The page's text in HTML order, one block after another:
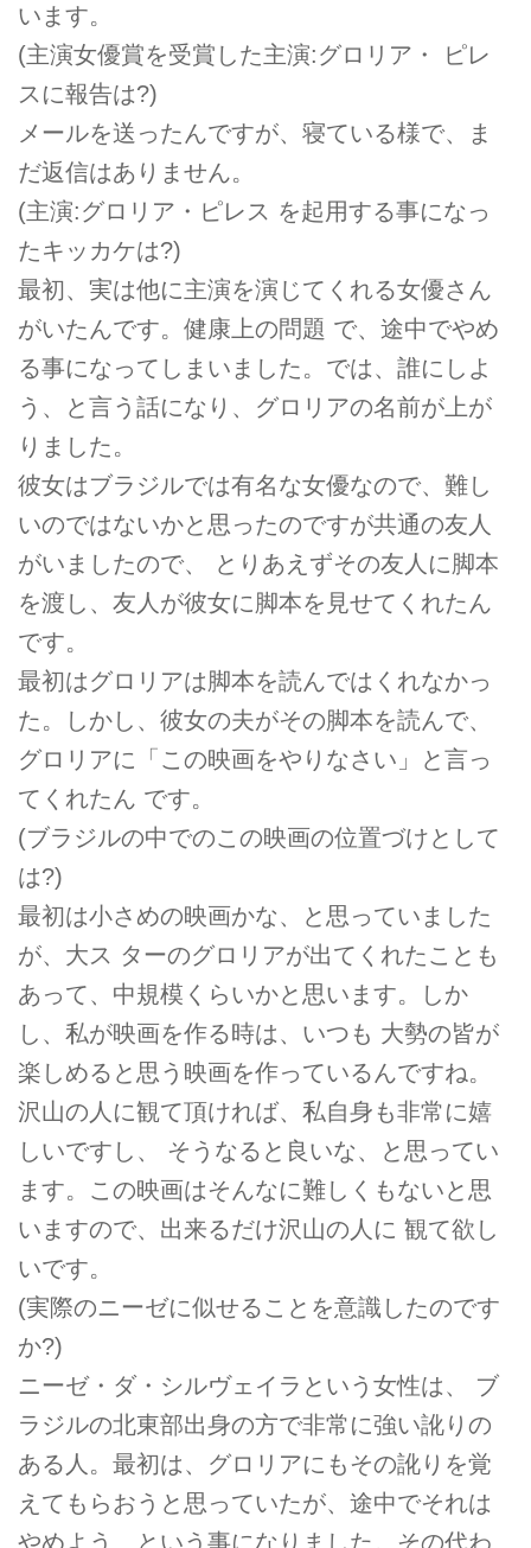
います。
(主演女優賞を受賞した主演:グロリア・ ピレ
スに報告は?)
メールを送ったんですが、寝ている様で、ま
だ返信はありません。
(主演:グロリア・ピレス を起用する事になっ
たキッカケは?)
最初、実は他に主演を演じてくれる女優さん
がいたんです。健康上の問題 で、途中でやめ
る事になってしまいました。では、誰にしよ
う、と言う話になり、グロリアの名前が上が
りました。
彼女はブラジルでは有名な女優なので、難し
いのではないかと思ったのですが共通の友人
がいましたので、 とりあえずその友人に脚本
を渡し、友人が彼女に脚本を見せてくれたん
です。
最初はグロリアは脚本を読んではくれなかっ
た。しかし、彼女の夫がその脚本を読んで、
グロリアに「この映画をやりなさい」と言っ
てくれたん です。
(ブラジルの中でのこの映画の位置づけとして
は?)
最初は小さめの映画かな、と思っていました
が、大ス ターのグロリアが出てくれたことも
あって、中規模くらいかと思います。しか
し、私が映画を作る時は、いつも 大勢の皆が
楽しめると思う映画を作っているんですね。
沢山の人に観て頂ければ、私自身も非常に嬉
しいですし、 そうなると良いな、と思ってい
ます。この映画はそんなに難しくもないと思
いますので、出来るだけ沢山の人に 観て欲し
いです。
(実際のニーゼに似せることを意識したのです
か?)
ニーゼ・ダ・シルヴェイラという女性は、 ブ
ラジルの北東部出身の方で非常に強い訛りの
ある人。最初は、グロリアにもその訛りを覚
えてもらおうと思っていたが、途中でそれは
やめよう、という事になりました。その代わ